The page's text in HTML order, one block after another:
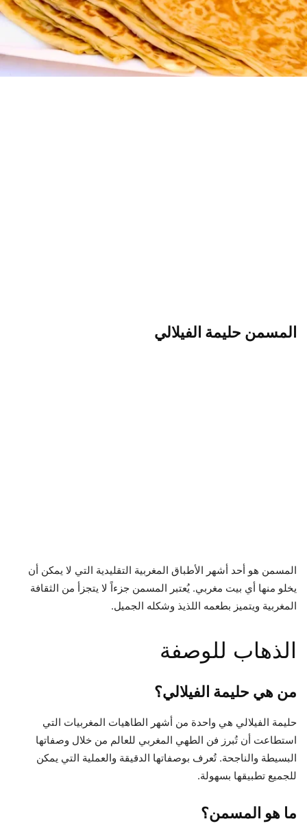
المسمن حليمة الفيلالي
المسمن هو أحد أشهر الأطباق المغربية التقليدية التي لا يمكن أن
يخلو منها أي بيت مغربي. يُعتبر المسمن جزءاً لا يتجزأ من الثقافة
المغربية ويتميز بطعمه اللذيذ وشكله الجميل.
الذهاب للوصفة
من هي حليمة الفيلالي؟
حليمة الفيلالي هي واحدة من أشهر الطاهيات المغربيات التي
استطاعت أن تُبرز فن الطهي المغربي للعالم من خلال وصفاتها
البسيطة والناجحة. تُعرف بوصفاتها الدقيقة والعملية التي يمكن
للجميع تطبيقها بسهولة.
ما هو المسمن؟